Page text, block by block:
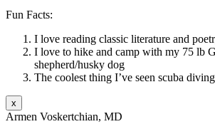
Fun Facts:
I love reading classic literature and
I love to hike and camp with my 75 lb
shepherd/husky dog
The coolest thing I’ve seen scuba
x
Armen Voskertchian, MD